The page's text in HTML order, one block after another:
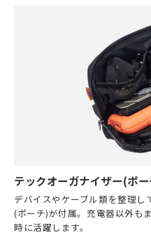
テックオーガナイザー(ポ
デバイスやケーブル類を整理
(ポーチ)が付属。充電器以外も
時に活躍します。